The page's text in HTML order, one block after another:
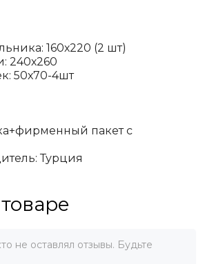
160х220 (2 шт)
240х260
50х70-4шт
пакет с
Турция
не оставлял отзывы. Будьте